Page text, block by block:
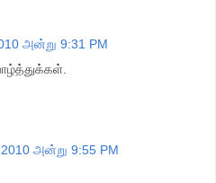
அன்று 9:31 PM
அன்று 9:55 PM